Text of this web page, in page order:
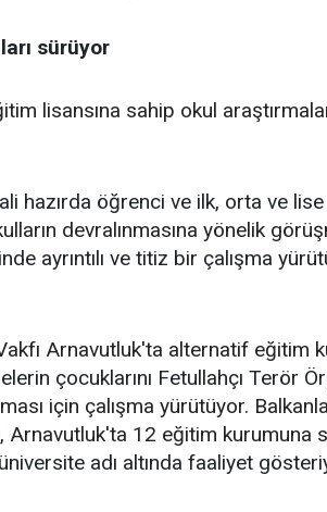
sürüyor
lisansına sahip okul
hazırda öğrenci ve ilk, orta ve
devralınmasına yönelik
ayrıntılı ve titiz bir çalışma
Arnavutluk'ta alternatif eğitim
çocuklarını Fetullahçı Terör
için çalışma yürütüyor.
Arnavutluk'ta 12 eğitim kurumuna
adı altında faaliyet